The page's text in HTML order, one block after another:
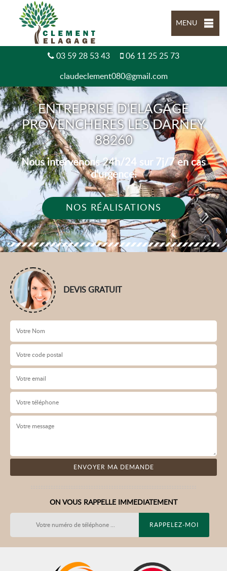
MENU
03 59 28 53 43 06 11 25 25 73
claudeclement080@gmail.com
ENTREPRISE D'ELAGAGE
PROVENCHERES LES DARNEY
88260
Nous intervenons 24h/24 sur 7j/7 en cas
d'urgence.
NOS RÉALISATIONS
DEVIS GRATUIT
ON VOUS RAPPELLE IMMEDIATEMENT